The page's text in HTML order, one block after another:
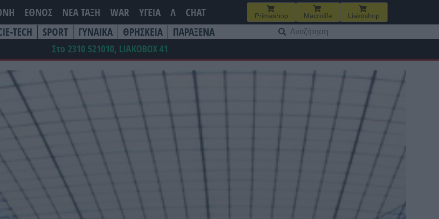
ΕΘΝΟΣ ΝΕΑ ΤΆΞΗ WAR ΥΓΕΙΑ Λ CHAT Primashop Macrolife Liakoshop
TECH SPORT ΓΥΝΑΙΚΑ ΘΡΗΣΚΕΙΑ ΠΑΡΑΞΕΝΑ
για:
Στο 2310 521010, LIAKOBOX41